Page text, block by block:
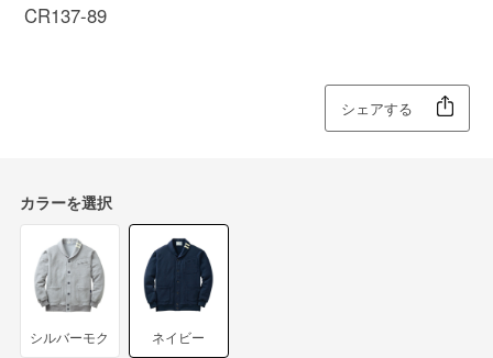
CR137-89
シェアする
カラーを選択
シルバーモク ネイビー